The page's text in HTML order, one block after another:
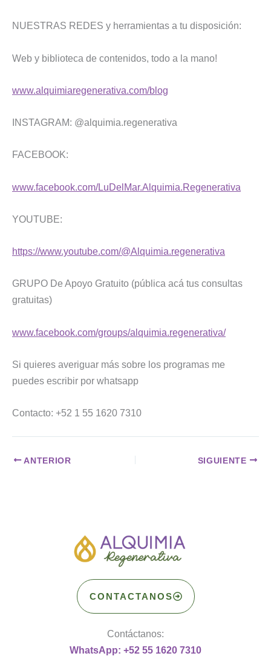
NUESTRAS REDES y herramientas a tu disposición:
Web y biblioteca de contenidos, todo a la mano!
www.alquimiaregenerativa.com/blog
INSTAGRAM: @alquimia.regenerativa
FACEBOOK:
www.facebook.com/LuDelMar.Alquimia.Regenerativa
YOUTUBE:
https://www.youtube.com/@Alquimia.regenerativa
GRUPO De Apoyo Gratuito (pública acá tus consultas
gratuitas)
www.facebook.com/groups/alquimia.regenerativa/
Si quieres averiguar más sobre los programas me
puedes escribir por whatsapp
Contacto: +52 1 55 1620 7310
ANTERIOR SIGUIENTE
CONTACTANOS
Contáctanos:
WhatsApp: +52 55 1620 7310